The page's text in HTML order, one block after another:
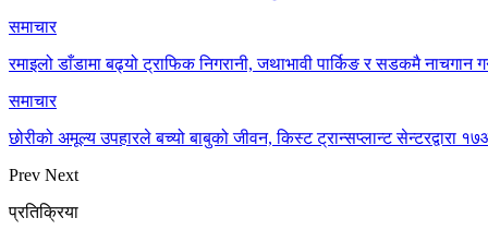
समाचार
रमाइलो डाँडामा बढ्यो ट्राफिक निगरानी, जथाभावी पार्किङ र सडकमै नाचगान
समाचार
छोरीको अमूल्य उपहारले बच्यो बाबुको जीवन, किस्ट ट्रान्सप्लान्ट
Prev Next
प्रतिक्रिया